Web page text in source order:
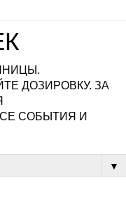
ДОЗИРОВКУ. ЗА
СОБЫТИЯ И
▼